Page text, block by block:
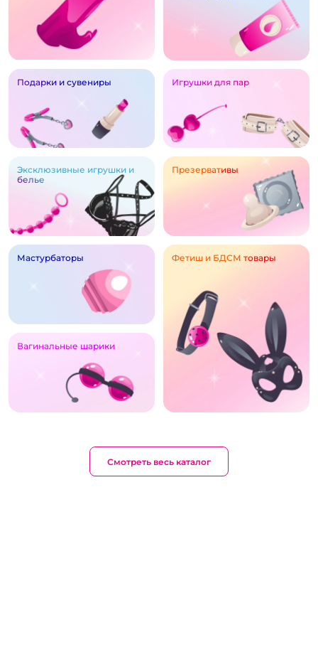
Подарки и сувениры Игрушки для пар
Эксклюзивные игрушки и
белье
Презервативы
Мастурбаторы
Вагинальные шарики
Фетиш и БДСМ товары
Смотреть весь каталог